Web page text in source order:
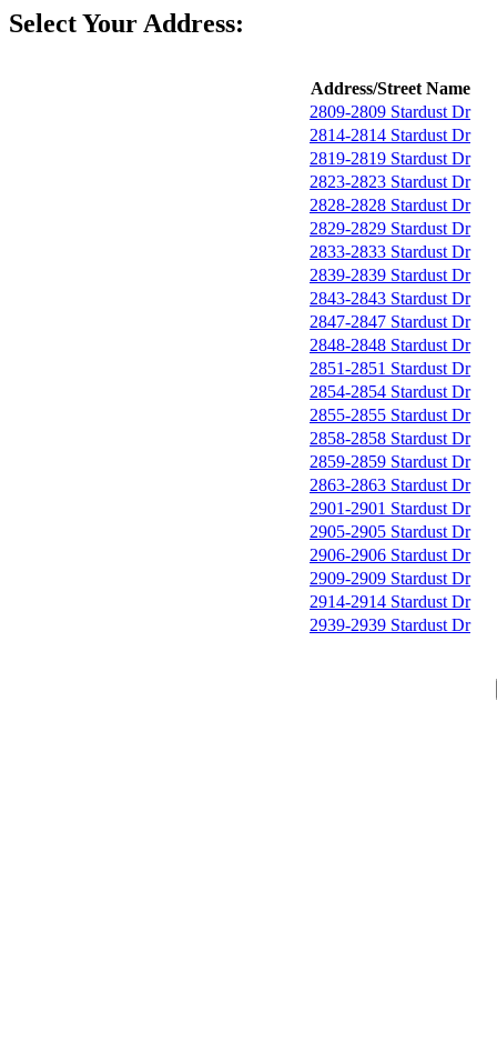
Select Your Address:
Address/Street Name
2809-2809 Stardust Dr
2814-2814 Stardust Dr
2819-2819 Stardust Dr
2823-2823 Stardust Dr
2828-2828 Stardust Dr
2829-2829 Stardust Dr
2833-2833 Stardust Dr
2839-2839 Stardust Dr
2843-2843 Stardust Dr
2847-2847 Stardust Dr
2848-2848 Stardust Dr
2851-2851 Stardust Dr
2854-2854 Stardust Dr
2855-2855 Stardust Dr
2858-2858 Stardust Dr
2859-2859 Stardust Dr
2863-2863 Stardust Dr
2901-2901 Stardust Dr
2905-2905 Stardust Dr
2906-2906 Stardust Dr
2909-2909 Stardust Dr
2914-2914 Stardust Dr
2939-2939 Stardust Dr